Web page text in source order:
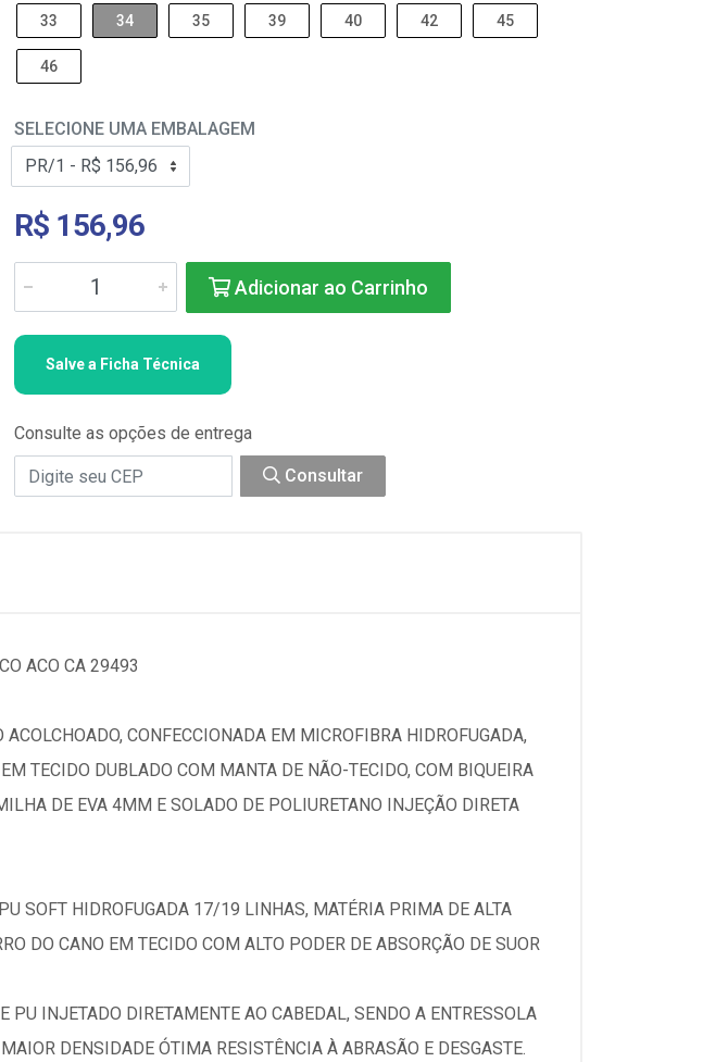
33 34 35 39 40 42 45
46
SELECIONE UMA EMBALAGEM
R$ 156,96
Adicionar ao Carrinho
Salve a Ficha Técnica
Consulte as opções de entrega
Consultar
ACO CA 29493
CONFECCIONADA EM MICROFIBRA HIDROFUGADA,
TECIDO DUBLADO COM MANTA DE NÃO-TECIDO, COM BIQUEIRA
DE EVA 4MM E SOLADO DE POLIURETANO INJEÇÃO DIRETA
SOFT HIDROFUGADA 17/19 LINHAS, MATÉRIA PRIMA DE ALTA
DO CANO EM TECIDO COM ALTO PODER DE ABSORÇÃO DE SUOR
INJETADO DIRETAMENTE AO CABEDAL, SENDO A ENTRESSOLA
DENSIDADE ÓTIMA RESISTÊNCIA À ABRASÃO E DESGASTE.